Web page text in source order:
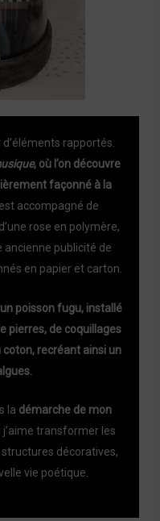
rapportés.
, où l’on découvre
façonné à la
accompagné de
rose en polymère,
ancienne publicité de
en papier et carton.
poisson fugu, installé
pierres, de coquillages
recréant ainsi un
la démarche de mon
j’aime transformer les
décoratives,
vie poétique.